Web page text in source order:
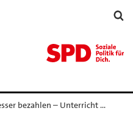
bezahlen – Unterricht …